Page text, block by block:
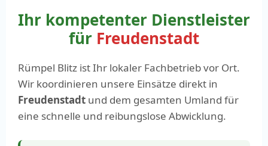
Ihr kompetenter Dienstleister
für Freudenstadt
Rümpel Blitz ist Ihr lokaler Fachbetrieb vor Ort.
Wir koordinieren unsere Einsätze direkt in
Freudenstadt und dem gesamten Umland für
eine schnelle und reibungslose Abwicklung.